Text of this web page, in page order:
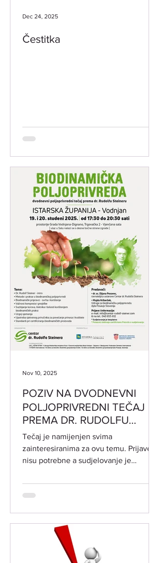
Čestitka
Dec 24, 2025
POZIV NA DVODNEVNI
POLJOPRIVREDNI TEČAJ
PREMA DR. RUDOLFU
STEINERU 19. i 20.11.2025.
od 17:30-20:30
Tečaj je namijenjen svima
zainteresiranima za ovu temu. Prijave
nisu potrebne a sudjelovanje je
Grad Vodnjan-Dignano, Trgovačka 2 -
Vjenčana sala DATUM I VRIJEME
PREDAVAČI: dr.sc . Dijana Posavec,
ravnateljica ustanove Centar dr.
Rudolfa Steinera Maja Hriberšek iz
Nov 10, 2025